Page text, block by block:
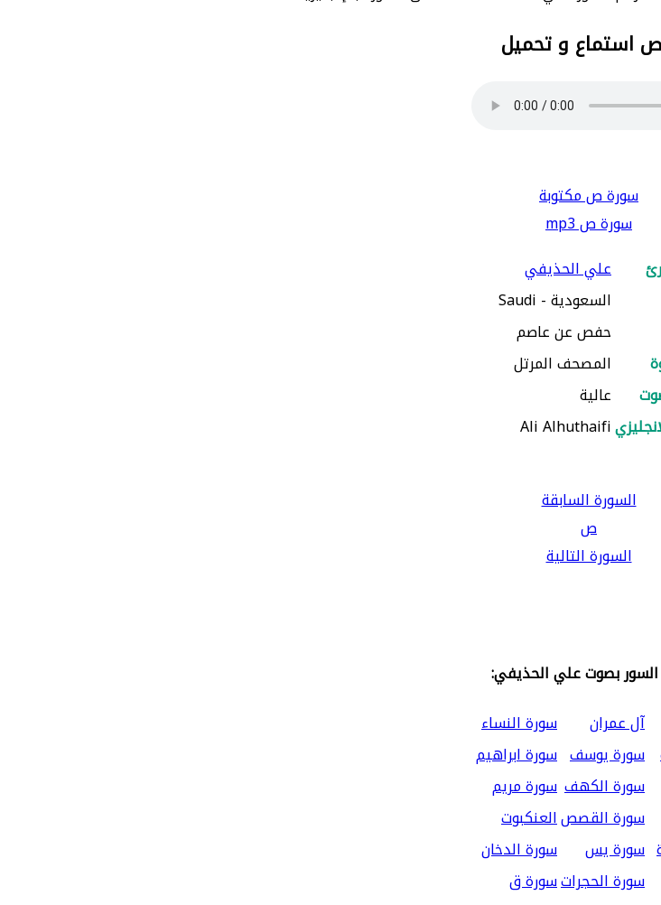
استماع و تحميل
سورة ص مكتوبة
سورة ص mp3
علي الحذيفي
السعودية - Saudi
حفص عن عاصم
المصحف المرتل
عالية
Ali Alhuthaifi
السورة السابقة
ص
السورة التالية
السور بصوت علي الحذيفي:
آل عمران
سورة النساء
سورة يوسف سورة ابراهيم
سورة الكهف سورة مريم
سورة القصصالعنكبوت
سورة يس
سورة الدخان
سورة الحجراتسورة ق